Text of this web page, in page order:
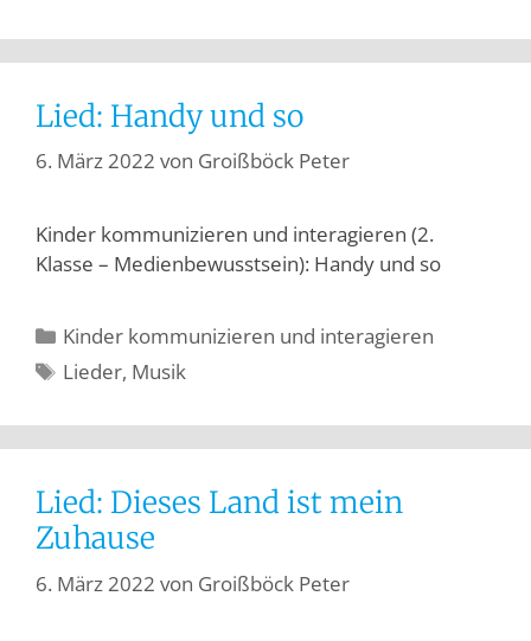
Lied: Handy und so
6. März 2022 von Groißböck Peter
Kinder kommunizieren und interagieren (2.
Klasse – Medienbewusstsein): Handy und so
Kinder kommunizieren und interagieren
Lieder, Musik
Lied: Dieses Land ist mein
Zuhause
6. März 2022 von Groißböck Peter